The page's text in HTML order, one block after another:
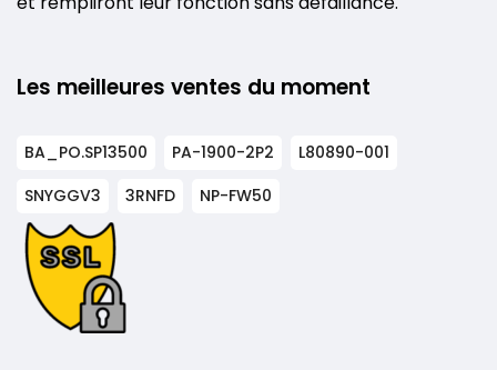
Les meilleures ventes du moment
BA_PO.SP13500 PA-1900-2P2
L80890-001
SNYGGV3
3RNFD NP-FW50